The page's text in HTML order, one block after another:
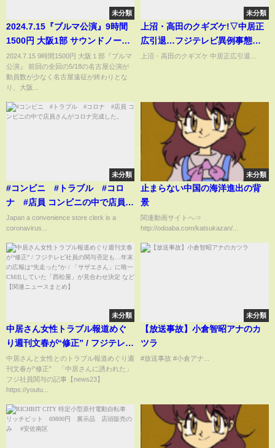
未分類
2024.7.15『ブルマ公演』9時間
1500円 大阪1部 サウンドノート
大阪
2024.7.15 9時間1500円 大阪１部『ブルマ
公演』 前回の全回の5/18の名古屋公演が
動員数が少なく名古屋遠征が終わりとな
り、大阪...
未分類
上沼・高田のクギズケ!▽中居正
広引退…フジテレビ異例事態に
世間の声は…2025.1.26
上沼・高田のクギズケ 中居正広引退...
未分類
#コンビニ #トラブル #コロ
ナ #店員 コンビニの中で店員さ
んがコロナ完成した。
Japan a convenience store clerk is a
coronavirus...
未分類
止まらない中国の海洋進出の背
景
関連動画サイトへ⇒
http://odoaba.com/katsukazan/...
未分類
中居さん女性トラブル報道めぐ
り週刊文春が“修正” / フジテレビ
社員の関与否定も…年末の広報
は“先走った”か / 「サザエさん」
に唯一CM出していた「西松屋」
ースまとめ】
中居さんと女性とのトラブル報道めぐり週
刊文春が“修正” 「中居さんに誘われた」
フジ社員関与の記事【news23】
https://youtu...
未分類
【放送事故】小倉智昭アナのカ
ツラ
#放送事故 #小倉アナ...